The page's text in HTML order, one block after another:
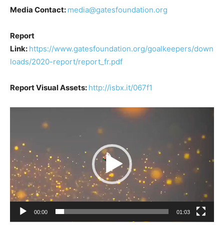
Media Contact: media@gatesfoundation.org
Report
Link: https://www.gatesfoundation.org/goalkeepers/down
loads/2020-report/report_fr.pdf
Report Visual Assets: http://isbx.it/067f1
Lecteur
00:00 01:03